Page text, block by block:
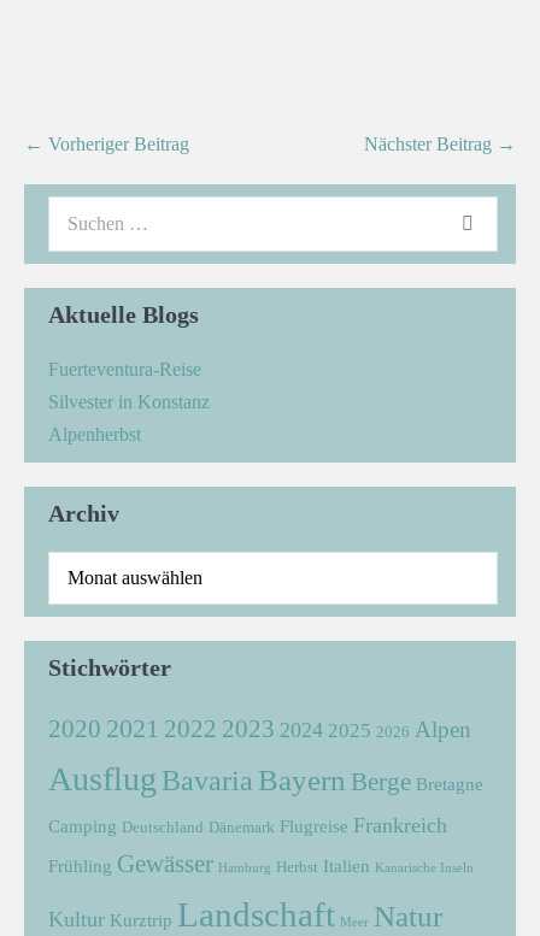
← Vorheriger Beitrag Nächster Beitrag →
Aktuelle Blogs
Fuerteventura-Reise
Silvester in Konstanz
Alpenherbst
Archiv
Stichwörter
2020 2021 2022 2023 2024 2025 2026 Alpen
Ausflug Bavaria Bayern Berge Bretagne
Camping Deutschland Dänemark Flugreise Frankreich
Frühling Gewässer Hamburg Herbst Italien Kanarische Inseln
Kultur Kurztrip Landschaft Meer Natur